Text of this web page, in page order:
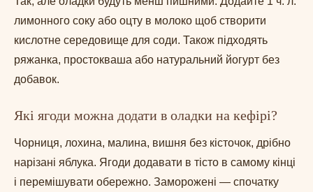
лимонного соку або оцту в молоко щоб створити
кислотне середовище для соди. Також підходять
ряжанка, простокваша або натуральний йогурт без
добавок.
Які ягоди можна додати в оладки на кефірі?
Чорниця, лохина, малина, вишня без кісточок, дрібно
нарізані яблука. Ягоди додавати в тісто в самому кінці
і перемішувати обережно. Заморожені — спочатку